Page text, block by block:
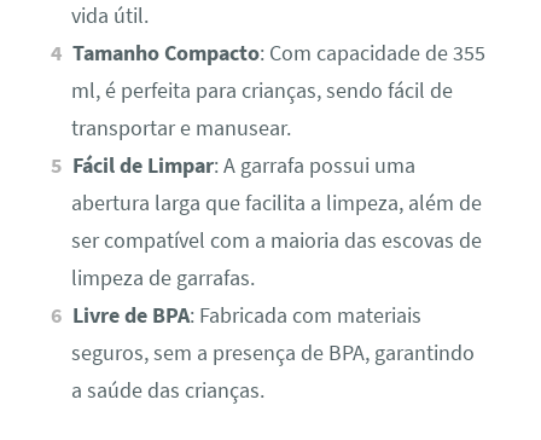
vida útil.
Tamanho Compacto: Com capacidade de 355
ml, é perfeita para crianças, sendo fácil de
transportar e manusear.
Fácil de Limpar: A garrafa possui uma
abertura larga que facilita a limpeza, além de
ser compatível com a maioria das escovas de
limpeza de garrafas.
Livre de BPA: Fabricada com materiais
seguros, sem a presença de BPA, garantindo
a saúde das crianças.